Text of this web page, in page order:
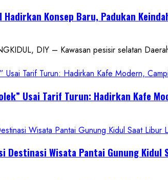
Hadirkan Konsep Baru, Padukan
DIY – Kawasan pesisir selatan
Usai Tarif Turun: Hadirkan Kafe Modern,
Usai Tarif Turun: Hadirkan Kafe
Wisata Pantai Gunung Kidul Saat Libur
Destinasi Wisata Pantai Gunung Kidul